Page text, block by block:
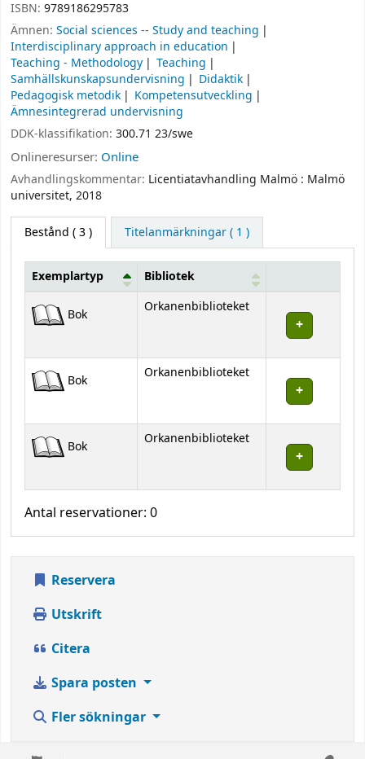
ISBN: 9789186295783
Ämnen: Social sciences -- Study and teaching
Interdisciplinary approach in education
Teaching - Methodology
Teaching
Samhällskunskapsundervisning
Didaktik
Pedagogisk metodik
Kompetensutveckling
Ämnesintegrerad undervisning
DDK-klassifikation: 300.71 23/swe
Onlineresurser: Online
Avhandlingskommentar: Licentiatavhandling Malmö : Malmö
universitet, 2018
Bestånd ( 3 ) Titelanmärkningar ( 1 )
Bestånd
Exemplartyp Bibliotek
Bok Orkanenbiblioteket
Bok Orkanenbiblioteket
Bok Orkanenbiblioteket
Antal reservationer: 0
Reservera
Utskrift
Citera
Spara posten
Fler sökningar